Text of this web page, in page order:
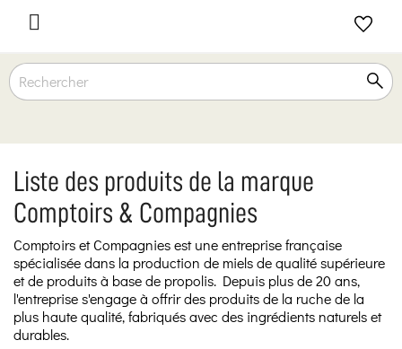

Liste des produits de la marque
Comptoirs & Compagnies
Comptoirs et Compagnies est une entreprise française
spécialisée dans la production de miels de qualité supérieure
et de produits à base de propolis. Depuis plus de 20 ans,
l'entreprise s'engage à offrir des produits de la ruche de la
plus haute qualité, fabriqués avec des ingrédients naturels et
durables.